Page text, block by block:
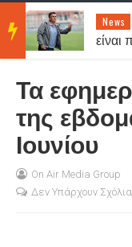
BRE
AKIN
NEW
News
Τα
της
Ιουνίου
On Air Media Group
Δεν Υπάρχουν Σχόλια